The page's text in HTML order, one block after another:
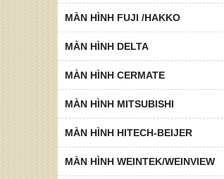
MÀN HÌNH FUJI /HAKKO
MÀN HÌNH DELTA
MÀN HÌNH CERMATE
MÀN HÌNH MITSUBISHI
MÀN HÌNH HITECH-BEIJER
MÀN HÌNH WEINTEK/WEINVIEW